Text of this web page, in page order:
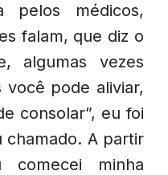
pelos médicos,
falam, que diz o
algumas vezes
você pode aliviar,
consolar”, eu foi
chamado. A partir
comecei minha